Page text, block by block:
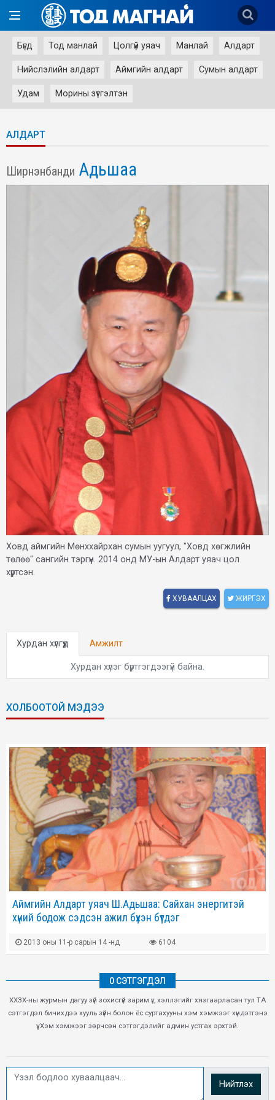
Бүгд Тод манлай Цолгүй уяач Манлай Алдарт
Нийслэлийн алдарт Аймгийн алдарт Сумын алдарт
Удам Морины зүтгэлтэн
АЛДАРТ
Ширнэнбанди Адьшаа
Ховд аймгийн Мөнххайрхан сумын уугуул, "Ховд хөгжлийн
төлөө" сангийн тэргүүн. 2014 онд МУ-ын Алдарт уяач цол
хүртсэн.
ХУВААЛЦАХ ЖИРГЭХ
Хурдан хүлгүүд Амжилт
Хурдан хүлэг бүртгэгдээгүй байна.
ХОЛБООТОЙ МЭДЭЭ
Аймгийн Алдарт уяач Ш.Адьшаа: Сайхан энергитэй
хүний бодож сэдсэн ажил бүхэн бүтдэг
2013 оны 11-р сарын 14 -нд 6104
0 СЭТГЭГДЭЛ
ХХЗХ-ны журмын дагуу зүй зохисгүй зарим үг, хэллэгийг хязгаарласан тул ТА
сэтгэгдэл бичихдээ хууль зүйн болон ёс суртахууны хэм хэмжээг хүндэтгэнэ
үү. Хэм хэмжээг зөрчсөн сэтгэгдэлийг админ устгах эрхтэй.
Нийтлэх